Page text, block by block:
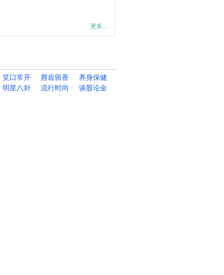
更多...
笑口常开 唇齿留香
养身保健
明星八卦 流行时尚
谈股论金